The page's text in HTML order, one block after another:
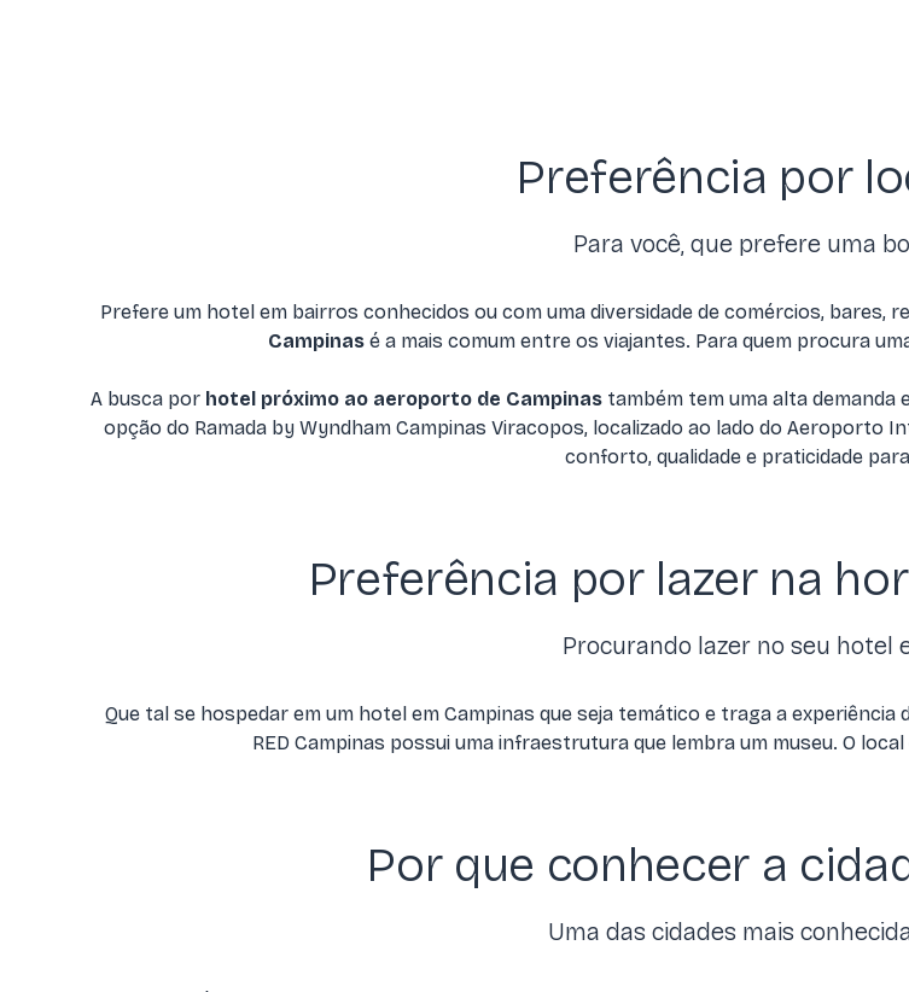
Preferência por
Para você, que prefere uma
Prefere um hotel em bairros conhecidos ou com uma diversidade de comércios, bares,
Campinas é a mais comum entre os viajantes. Para quem procura
A busca por hotel próximo ao aeroporto de Campinastambém tem uma alta demanda
opção do Ramada by Wyndham Campinas Viracopos, localizado ao lado do Aeroporto
conforto, qualidade e praticidade
Preferência por lazer na
Procurando lazer no seu hotel
Que tal se hospedar em um hotel em Campinas que seja temático e traga a experiência
RED Campinas possui uma infraestrutura que lembra um museu. O
Por que conhecer a
Uma das cidades mais